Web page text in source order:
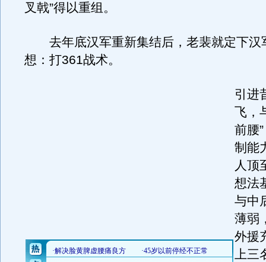
叉戟”得以重组。
去年底汉军重新集结后，老裴就定下汉
想：打361战术。
引进
飞，
前腰
制能
人顶
想法
与中
薄弱
外援
上三